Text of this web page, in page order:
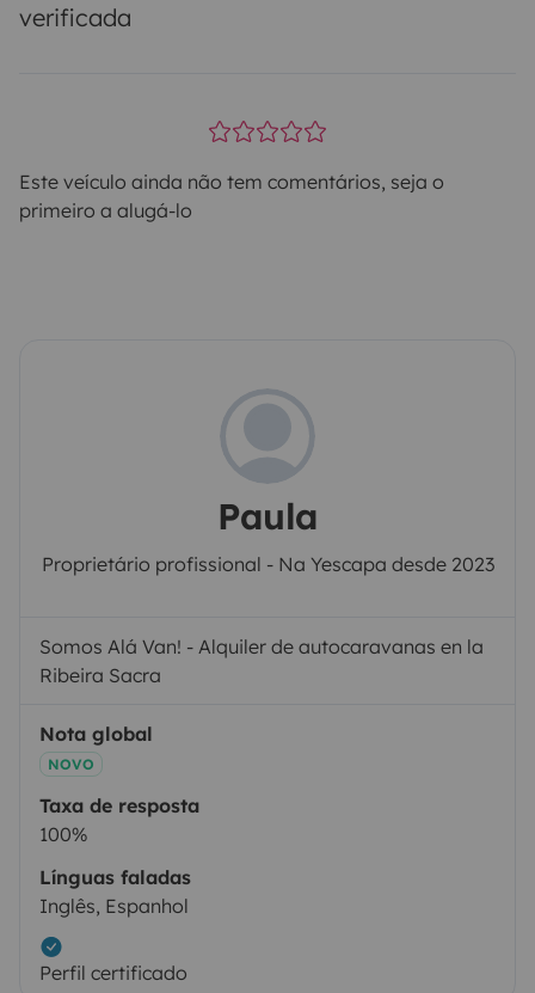
verificada
Este veículo ainda não tem comentários, seja o
primeiro a alugá-lo
Paula
Proprietário profissional - Na Yescapa desde 2023
Somos Alá Van! - Alquiler de autocaravanas en la
Ribeira Sacra
Nota global
NOVO
Taxa de resposta
100%
Línguas faladas
Inglês, Espanhol
Perfil certificado